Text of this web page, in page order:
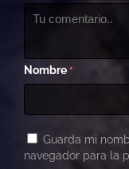
Nombre *
Guarda mi
navegador para la